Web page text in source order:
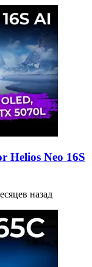
Helios Neo 16S
назад